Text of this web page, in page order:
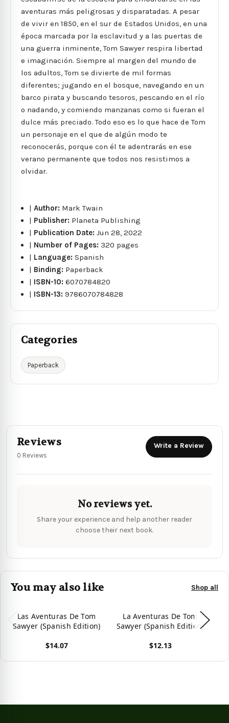
aventuras más peligrosas y disparatadas. A pesar
de vivir en 1850, en el sur de Estados Unidos, en una
época marcada por la esclavitud y a las puertas de
una guerra inminente, Tom Sawyer respira libertad
e imaginación. Siempre al margen del mundo de
los adultos, Tom se divierte de mil formas
diferentes; jugando en el bosque, navegando en un
barco pirata y buscando tesoros, pescando en el río
o nadando, y comiendo manzanas como si fueran el
dulce más preciado. Todo eso es lo que hace de Tom
un personaje en el que de algún modo te
reconocerás, porque con él te adentrarás en ese
verano permanente que todos nos resistimos a
olvidar.
|Author: Mark Twain
| Publisher: Planeta Publishing
| Publication Date:Jun 28, 2022
| Number of Pages: 320 pages
| Language:Spanish
| Binding: Paperback
| ISBN-10:6070784820
| ISBN-13:9786070784828
Categories
Paperback
Reviews
0 Reviews
Write a Review
No reviews yet.
Share your experience and help another reader
choose their next book.
You may also like Shop all
Las Aventuras De Tom
Sawyer (Spanish Edition)
$14.07
La Aventuras De Tom
Sawyer (Spanish Edition)
$12.13